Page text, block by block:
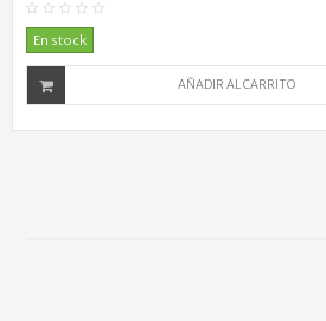
En stock
AÑADIR AL CARRITO